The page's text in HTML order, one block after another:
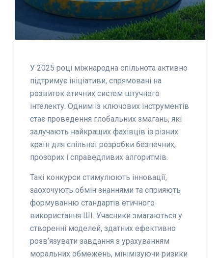
У 2025 році міжнародна спільнота активно
підтримує ініціативи, спрямовані на
розвиток етичних систем штучного
інтелекту. Одним із ключових інструментів
стає проведення глобальних змагань, які
залучають найкращих фахівців із різних
країн для спільної розробки безпечних,
прозорих і справедливих алгоритмів.
Такі конкурси стимулюють інновації,
заохочують обмін знаннями та сприяють
формуванню стандартів етичного
використання ШІ. Учасники змагаються у
створенні моделей, здатних ефективно
розв’язувати завдання з урахуванням
моральних обмежень, мінімізуючи ризики